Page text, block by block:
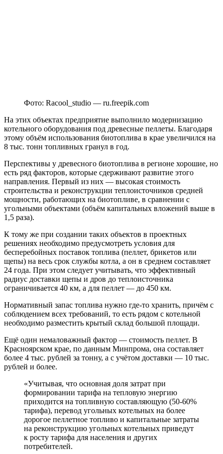
Фото: Racool_studio — ru.freepik.com
На этих объектах предприятие выполнило модернизацию
котельного оборудования под древесные пеллеты. Благодаря
этому объём использования биотоплива в крае увеличился на
8 тыс. тонн топливных гранул в год.
Перспективы у древесного биотоплива в регионе хорошие, но
есть ряд факторов, которые сдерживают развитие этого
направления. Первый из них — высокая стоимость
строительства и реконструкции теплоисточников средней
мощности, работающих на биотопливе, в сравнении с
угольными объектами (объём капитальных вложений выше в
1,5 раза).
К тому же при создании таких объектов в проектных
решениях необходимо предусмотреть условия для
бесперебойных поставок топлива (пеллет, брикетов или
щепы) на весь срок службы котла, а он в среднем составляет
24 года. При этом следует учитывать, что эффективный
радиус доставки щепы и дров до теплоисточника
ограничивается 40 км, а для пеллет — до 450 км.
Нормативный запас топлива нужно где-то хранить, причём с
соблюдением всех требований, то есть рядом с котельной
необходимо разместить крытый склад большой площади.
Ещё один немаловажный фактор — стоимость пеллет. В
Красноярском крае, по данным Минпрома, она составляет
более 4 тыс. рублей за тонну, а с учётом доставки — 10 тыс.
рублей и более.
«Учитывая, что основная доля затрат при
формировании тарифа на тепловую энергию
приходится на топливную составляющую (50-60%
тарифа), перевод угольных котельных на более
дорогое пеллетное топливо и капитальные затраты
на реконструкцию угольных котельных приведут
к росту тарифа для населения и других
потребителей.